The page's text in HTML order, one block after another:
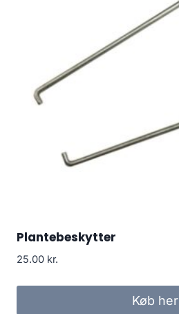
Plantebeskytter
25.00 kr.
Køb her